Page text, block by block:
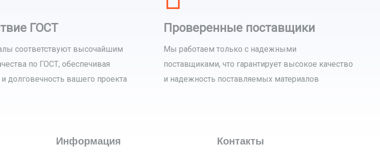
ГОСТ
соответствуют высочайшим
по ГОСТ, обеспечивая
и долговечность вашего проекта
Проверенные поставщики
Мы работаем только с надежными
поставщиками, что гарантирует высокое качество
и надежность поставляемых материалов
Информация Контакты